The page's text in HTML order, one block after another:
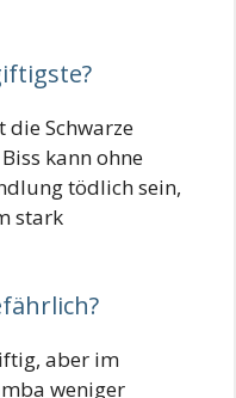
Schwarze
kann ohne
tödlich sein,
stark
aber im
weniger